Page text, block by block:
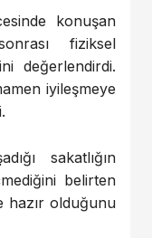
konuşan
fiziksel
değerlendirdi.
iyileşmeye
sakatlığın
belirten
hazır olduğunu